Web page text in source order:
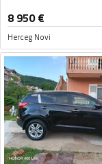
8 950€
Herceg Novi